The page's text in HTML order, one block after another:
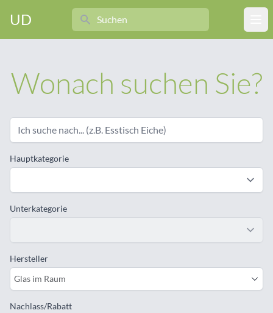
UD
Search
Wonach suchen Sie?
Hauptkategorie
Unterkategorie
Hersteller
Glas im Raum
Nachlass/Rabatt